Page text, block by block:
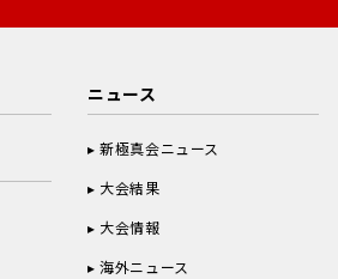
ニュース
新極真会ニュース
大会結果
大会情報
海外ニュース